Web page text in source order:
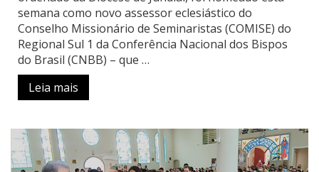
semana como novo assessor eclesiástico do
Conselho Missionário de Seminaristas (COMISE) do
Regional Sul 1 da Conferência Nacional dos Bispos
do Brasil (CNBB) – que …
Leia mais